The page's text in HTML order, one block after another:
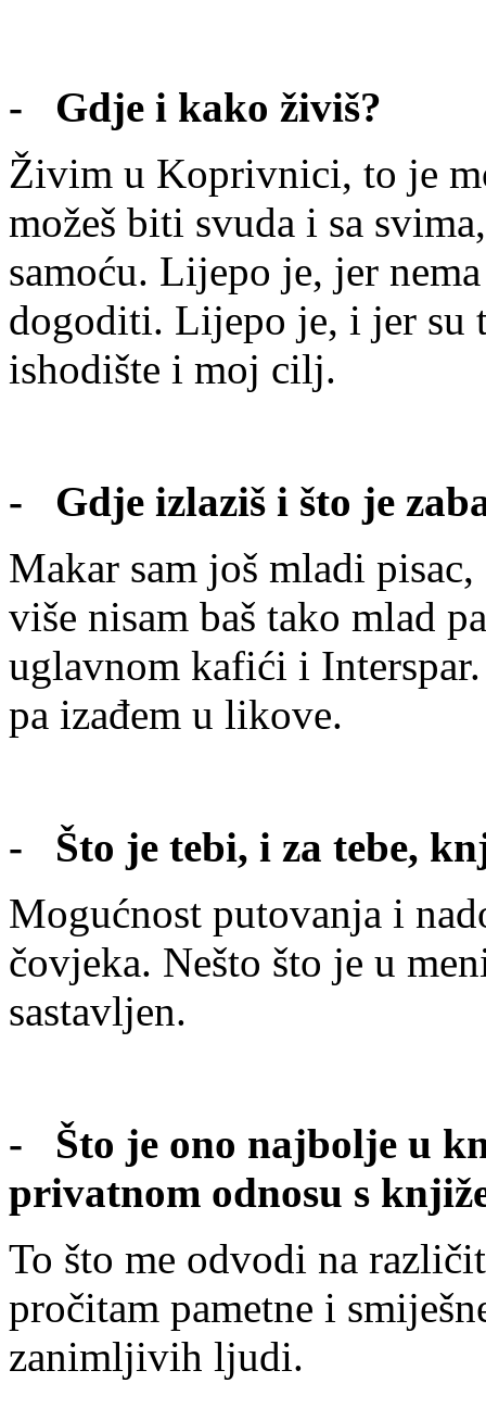
- Gdje i kako živiš?
Živim u Koprivnici, to je
možeš biti svuda i sa
samoću. Lijepo je, jer
dogoditi. Lijepo je, i jer su
ishodište i moj cilj.
- Gdje izlaziš i što je
Makar sam još mladi
više nisam baš tako mlad
uglavnom kafići i
pa izađem u likove.
- Što je tebi, i za tebe,
Mogućnost putovanja i
čovjeka. Nešto što je u
sastavljen.
- Što je ono najbolje u
privatnom odnosu s
To što me odvodi na
pročitam pametne i
zanimljivih ljudi.